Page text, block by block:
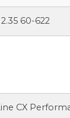
60-622
CX